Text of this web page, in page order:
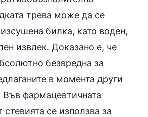
трева може да се
билка, като воден,
извлек. Доказано е, че
безвредна за
в момента други
Във фармацевтичната
се използва за